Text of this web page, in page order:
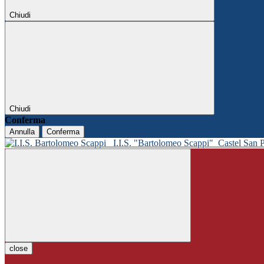
Chiudi
Chiudi
Conferma
Annulla Conferma
I.I.S. "Bartolomeo Scappi" Castel San
close